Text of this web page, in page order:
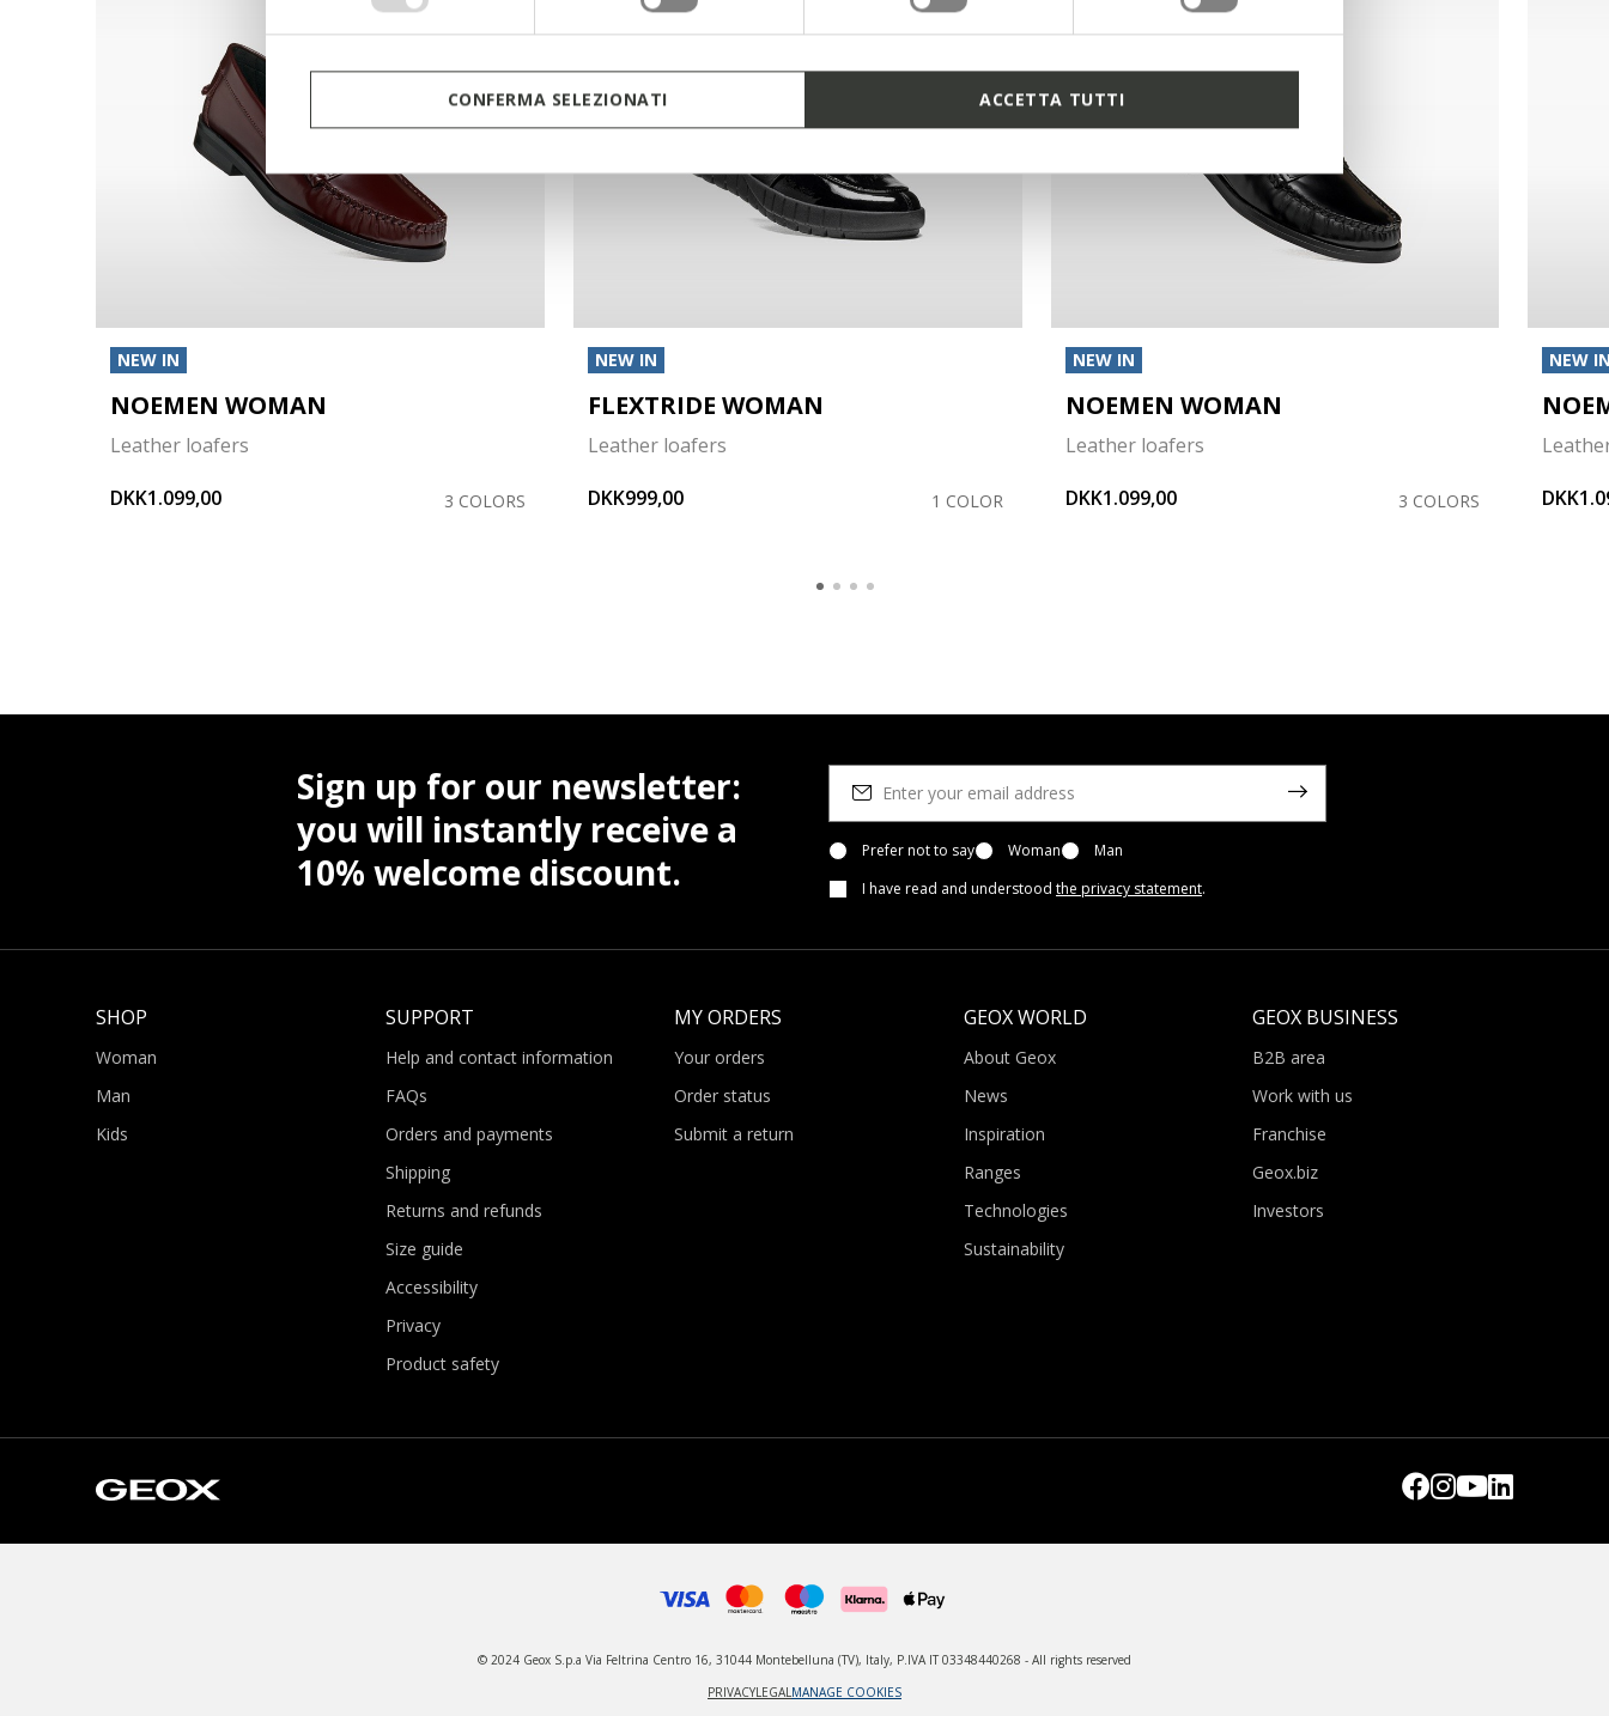
CONFERMA SELEZIONATI ACCETTA TUTTI
NEW IN
NOEMEN WOMAN
Leather loafers
DKK1.099,00
3 COLORS
NEW IN
FLEXTRIDE WOMAN
Leather loafers
DKK999,00
1 COLOR
NEW IN
NOEMEN WOMAN
Leather loafers
DKK1.099,00
3 COLORS
NEW
Sign up for our newsletter:
you will instantly receive a
10% welcome discount.
Prefer not to say Woman
Man
I have read and understood the privacy statement.
SHOP
Woman
Man
Kids
SUPPORT
Help and contact information
FAQs
Orders and payments
Shipping
Returns and refunds
Size guide
Accessibility
Privacy
Product safety
MY ORDERS
Your orders
Order status
Submit a return
GEOX WORLD
About Geox
News
Inspiration
Ranges
Technologies
Sustainability
GEOX BUSINESS
B2B area
Work with us
Franchise
Geox.biz
Investors
© 2024 Geox S.p.a Via Feltrina Centro 16, 31044 Montebelluna (TV), Italy, P.IVA IT 03348440268 - All rights reserved
PRIVACYLEGALMANAGE COOKIES